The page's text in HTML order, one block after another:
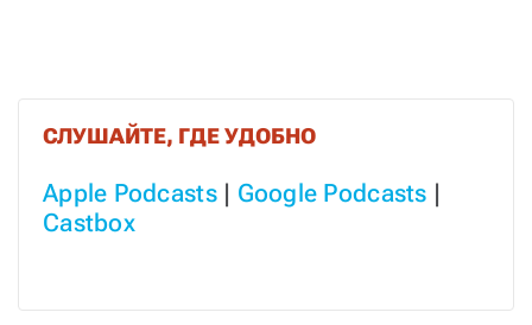
СЛУШАЙТЕ, ГДЕ УДОБНО
Apple Podcasts | Google Podcasts
Castbox